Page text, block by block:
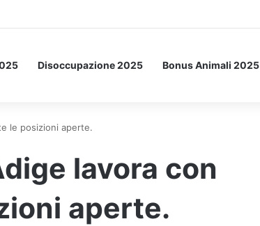
spaziale.
Disoccupazione 2025 Bonus Animali 2025
le posizioni aperte.
lavora con
aperte.